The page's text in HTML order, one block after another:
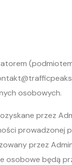
osobowych.
przez
przez
osobowe będą